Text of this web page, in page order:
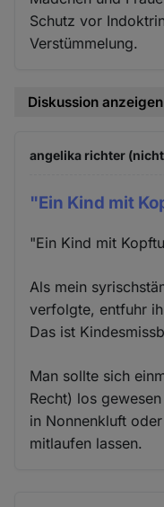
Schutz vor
Verstümmelung.
Diskussion anzeigen
angelika richter
"Ein Kind mit
"Ein Kind mit
Als mein
verfolgte, entfuhr
Das ist
Man sollte sich
Recht) los
in Nonnenkluft
mitlaufen lassen.